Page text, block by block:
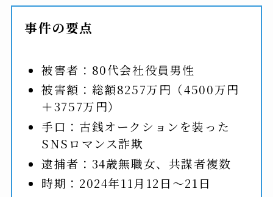
事件の要点
被害者：80代会社役員男性
被害額：総額8257万円（4500万円
＋3757万円）
手口：古銭オークションを装った
SNSロマンス詐欺
逮捕者：34歳無職女、共謀者複数
時期：2024年11月12日〜21日